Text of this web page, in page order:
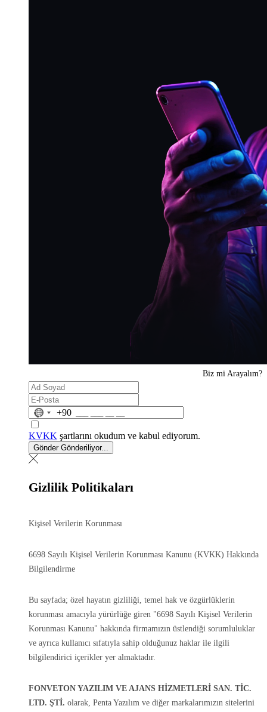
Biz mi Arayalım?
No
selected
+90
KVKK şartlarını okudum ve kabul ediyorum.
Gönder Gönderiliyor...
Gizlilik Politikaları
Kişisel Verilerin Korunması
6698 Sayılı Kişisel Verilerin Korunması Kanunu (KVKK) Hakkında
Bilgilendirme
Bu sayfada; özel hayatın gizliliği, temel hak ve özgürlüklerin
korunması amacıyla yürürlüğe giren "6698 Sayılı Kişisel Verilerin
Korunması Kanunu" hakkında firmamızın üstlendiği sorumluluklar
ve ayrıca kullanıcı sıfatıyla sahip olduğunuz haklar ile ilgili
bilgilendirici içerikler yer almaktadır.
FONVETON YAZILIM VE AJANS HİZMETLERİ SAN. TİC.
LTD. ŞTİ. olarak, Penta Yazılım ve diğer markalarımızın sitelerini